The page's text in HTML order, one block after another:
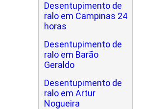
Desentupimento de
ralo em Campinas 24
horas
Desentupimento de
ralo em Barão
Geraldo
Desentupimento de
ralo em Artur
Nogueira